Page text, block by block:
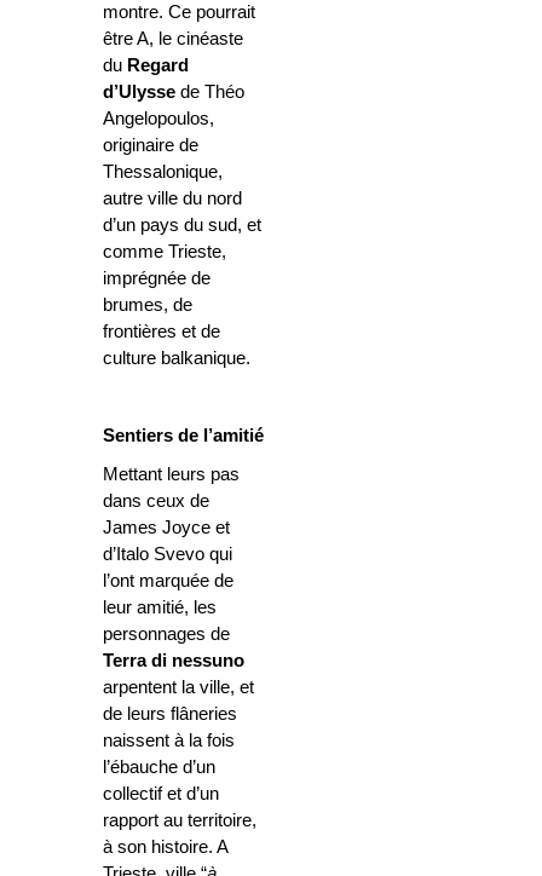
montre. Ce pourrait
être A, le cinéaste
du Regard
d’Ulysse de Théo
Angelopoulos,
originaire de
Thessalonique,
autre ville du nord
d’un pays du sud, et
comme Trieste,
imprégnée de
brumes, de
frontières et de
culture balkanique.
Sentiers de l’amitié
Mettant leurs pas
dans ceux de
James Joyce et
d’Italo Svevo qui
l’ont marquée de
leur amitié, les
personnages de
Terra di nessuno
arpentent la ville, et
de leurs flâneries
naissent à la fois
l’ébauche d’un
collectif et d’un
rapport au territoire,
à son histoire. A